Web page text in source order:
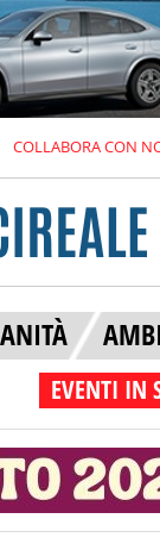
COLLABORA CON
EVENTI IN